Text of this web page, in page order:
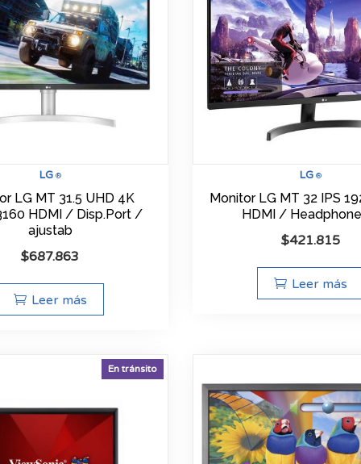
LG®
LG MT 31.5 UHD 4K
HDMI / Disp.Port /
ajustab
$687.863
Leer más
LG ®
Monitor LG MT 32 IPS
HDMI /
$421.815
Leer más
En tránsito